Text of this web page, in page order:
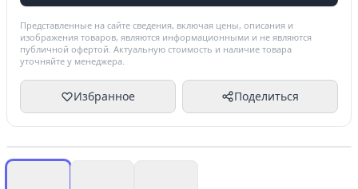
Представленные на сайте сведения, включая цены, описания и
изображения товаров, являются информационными и не являются
публичной офертой. Актуальную стоимость и наличие товара
уточняйте у менеджера.
Избранное Поделиться